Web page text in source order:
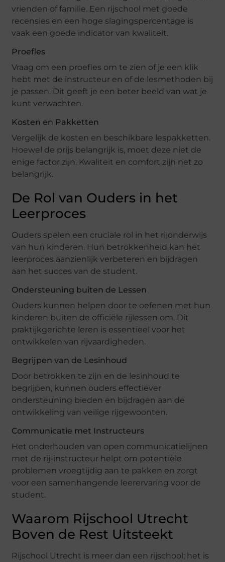
vrienden of familie. Een rijschool met goede
recensies en een hoge slagingspercentage is
vaak een goede indicator van kwaliteit.
Proefles
Vraag om een proefles om te zien of je een klik
hebt met de instructeur en of de lesmethoden bij
je passen. Dit geeft je een beter beeld van wat je
kunt verwachten.
Kosten en Pakketten
Vergelijk de kosten en beschikbare lespakketten.
Hoewel de prijs belangrijk is, moet deze niet de
enige factor zijn. Kwaliteit en comfort zijn net zo
belangrijk.
De Rol van Ouders in het
Leerproces
Ouders spelen een cruciale rol in het rijonderwijs
van hun kinderen. Hun betrokkenheid kan het
leerproces aanzienlijk verbeteren en bijdragen
aan het succes van de student.
Ondersteuning buiten de Lessen
Ouders kunnen helpen door te oefenen met hun
kinderen buiten de officiële rijlessen om. Dit
praktijkgerichte leren is essentieel voor het
ontwikkelen van rijvaardigheden.
Begrijpen van de Lesinhoud
Door betrokken te zijn en de lesinhoud te
begrijpen, kunnen ouders effectiever
ondersteuning bieden en bijdragen aan de
ontwikkeling van veilige rijgewoonten.
Communicatie met Instructeurs
Het onderhouden van open communicatielijnen
met de rij-instructeur helpt om potentiële
problemen vroegtijdig aan te pakken en zorgt
voor een samenhangende leerervaring voor de
student.
Waarom Rijschool Utrecht
Boven de Rest Uitsteekt
Rijschool Utrecht is meer dan een rijschool; het is